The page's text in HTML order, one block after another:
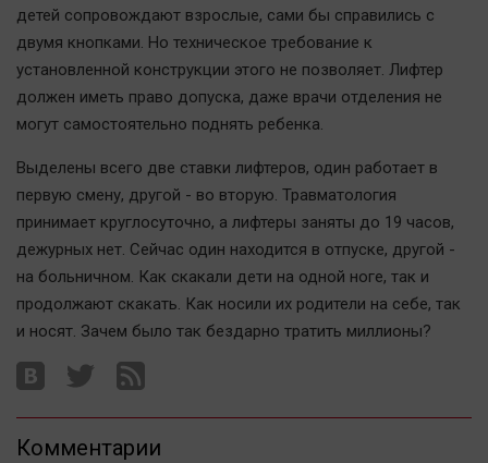
детей сопровождают взрослые, сами бы справились с
двумя кнопками. Но техническое требование к
установленной конструкции этого не позволяет. Лифтер
должен иметь право допуска, даже врачи отделения не
могут самостоятельно поднять ребенка.
Выделены всего две ставки лифтеров, один работает в
первую смену, другой - во вторую. Травматология
принимает круглосуточно, а лифтеры заняты до 19 часов,
дежурных нет. Сейчас один находится в отпуске, другой -
на больничном. Как скакали дети на одной ноге, так и
продолжают скакать. Как носили их родители на себе, так
и носят. Зачем было так бездарно тратить миллионы?
Комментарии